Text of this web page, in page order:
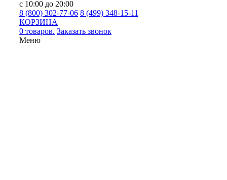
с 10:00 до 20:00
8 (800) 302-77-06 8 (499) 348-15-11
КОРЗИНА
0 товаров. Заказать звонок
Меню